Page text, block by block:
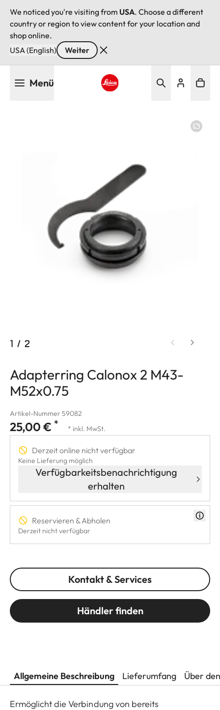
We noticed you're visiting from USA. Choose a different
country or region to view content for your location and
shop online.
USA (English)
Weiter
Menü
1 / 2
Adapterring Calonox 2 M43-
M52x0.75
Artikel-Nummer 59082
25,00 € * * inkl. MwSt.
Derzeit online nicht verfügbar
Keine Lieferung möglich
Verfügbarkeitsbenachrichtigung
erhalten
Reservieren & Abholen
Derzeit nicht verfügbar
Kontakt & Services
Händler finden
Allgemeine Beschreibung Lieferumfang Über
Ermöglicht die Verbindung von bereits